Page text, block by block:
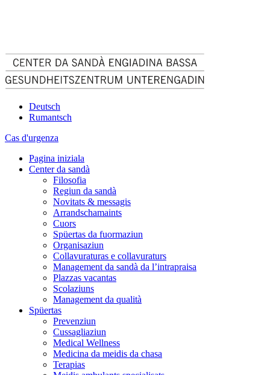
Deutsch
Rumantsch
Cas d'urgenza
Pagina iniziala
Center da sandà
Filosofia
Regiun da sandà
Novitats & messagis
Arrandschamaints
Cuors
Spüertas da fuormaziun
Organisaziun
Collavuraturas e collavuraturs
Management da sandà da l’intrapraisa
Plazzas vacantas
Scolaziuns
Management da qualità
Spüertas
Prevenziun
Cussagliaziun
Medical Wellness
Medicina da meidis da chasa
Terapias